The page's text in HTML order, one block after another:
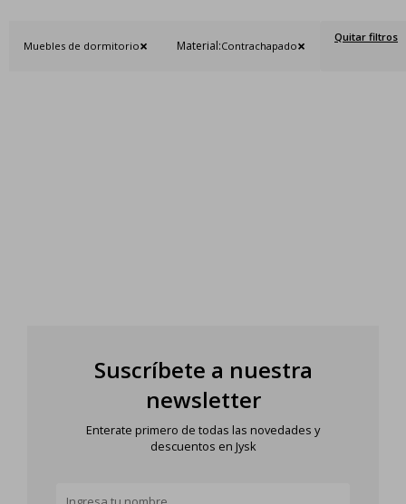
Muebles de dormitorio Material:Contrachapado
Quitar filtros
Suscríbete a nuestra
newsletter
Enterate primero de todas las novedades y
descuentos en Jysk